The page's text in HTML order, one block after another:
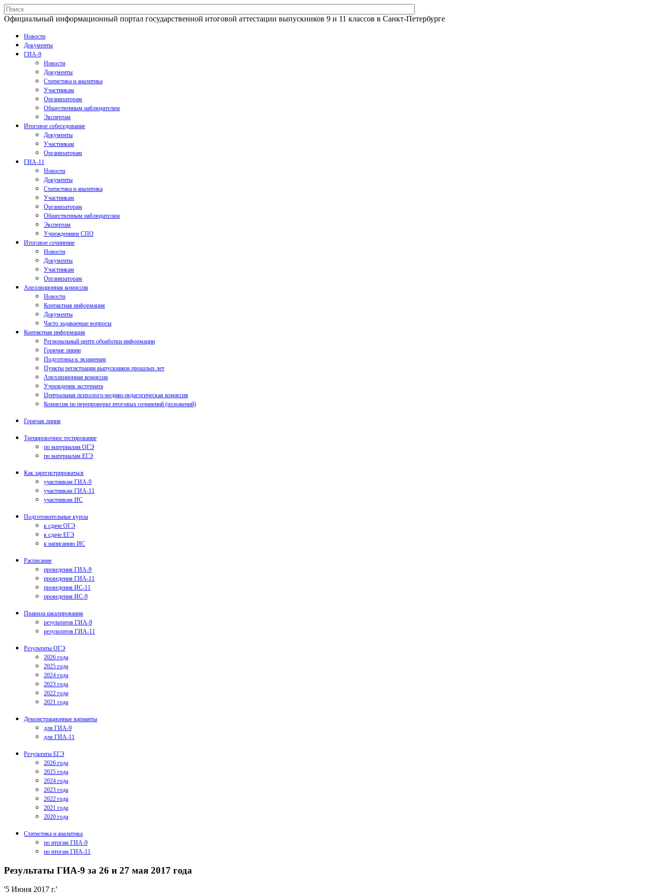
Официальный информационный портал государственной итоговой аттестации выпускников 9 и 11 классов в Санкт-Петербурге
Новости
Документы
ГИА-9
Новости
Документы
Статистика и аналитика
Участникам
Организаторам
Общественным наблюдателям
Экспертам
Итоговое собеседование
Документы
Участникам
Организаторам
ГИА-11
Новости
Документы
Статистика и аналитика
Участникам
Организаторам
Общественным наблюдателям
Экспертам
Учреждениям СПО
Итоговое сочинение
Новости
Документы
Участникам
Организаторам
Апелляционная комиссия
Новости
Контактная информация
Документы
Часто задаваемые вопросы
Контактная информация
Региональный центр обработки информации
Горячие линии
Подготовка к экзаменам
Пункты регистрации выпускников прошлых лет
Апелляционная комиссия
Учреждения экстерната
Центральная психолого-медико-педагогическая комиссия
Комиссия по перепроверке итоговых сочинений (изложений)
Горячая линия
Тренировочное тестирование
по материалам ОГЭ
по материалам ЕГЭ
Как зарегистрироваться
участникам ГИА-9
участникам ГИА-11
участникам ИС
Подготовительные курсы
к сдаче ОГЭ
к сдаче ЕГЭ
к написанию ИС
Расписание
проведения ГИА-9
проведения ГИА-11
проведения ИС-11
проведения ИС-9
Правила шкалирования
результатов ГИА-9
результатов ГИА-11
Результаты ОГЭ
2026 года
2025 года
2024 года
2023 года
2022 года
2021 года
Демонстрационные варианты
для ГИА-9
для ГИА-11
Результаты ЕГЭ
2026 года
2025 года
2024 года
2023 года
2022 года
2021 года
2020 года
Статистика и аналитика
по итогам ГИА-9
по итогам ГИА-11
Результаты ГИА-9 за 26 и 27 мая 2017 года
'5 Июня 2017 г.'